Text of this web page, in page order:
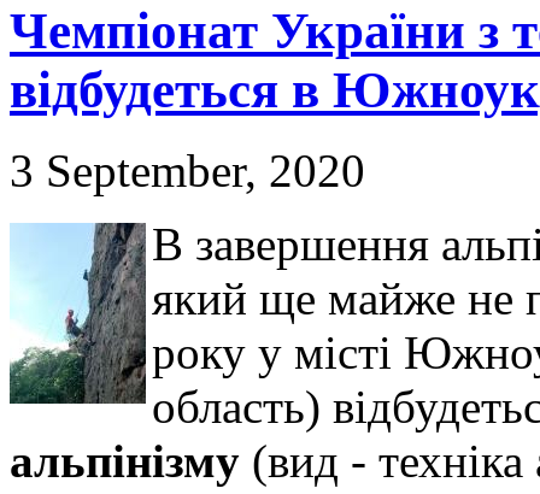
Чемпіонат України з
відбудеться в
3 September, 2020
В завершення
який ще майже не
року у місті
область)
альпінізму (вид -